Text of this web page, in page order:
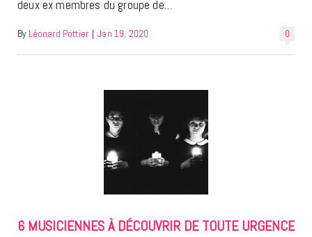
deux ex membres du groupe de…
0
By Léonard Pottier | Jan 19, 2020
6 MUSICIENNES À DÉCOUVRIR DE TOUTE URGENCE